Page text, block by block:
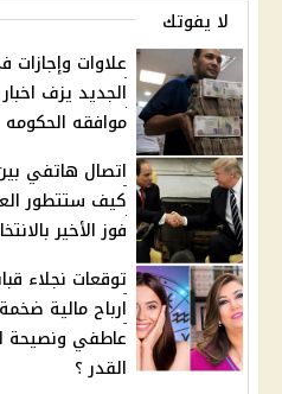
لا يفوتك
علاوات وإجازات
الجديد يزف
موافقه الحكومه
اتصال هاتفي
كيف ستتطور
فوز الأخير
توقعات نجلاء
ارباح مالية
عاطفي ونصيحة
القدر ؟